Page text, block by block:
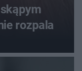
rozpala